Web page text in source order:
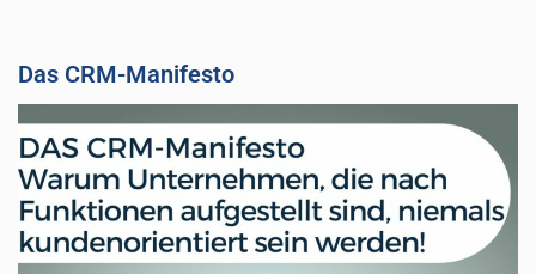
Das CRM-Manifesto